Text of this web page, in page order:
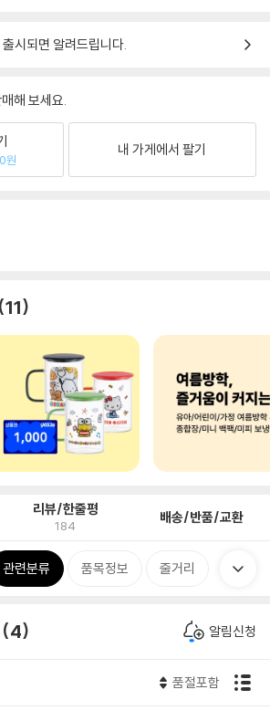
시되면 알려드립니다.
해 보세요.
원
내 가게에서 팔기
11
리뷰/한줄평
184 배송/반품/교환
관련분류 품목정보 줄거리
4 알림신청
품절포함